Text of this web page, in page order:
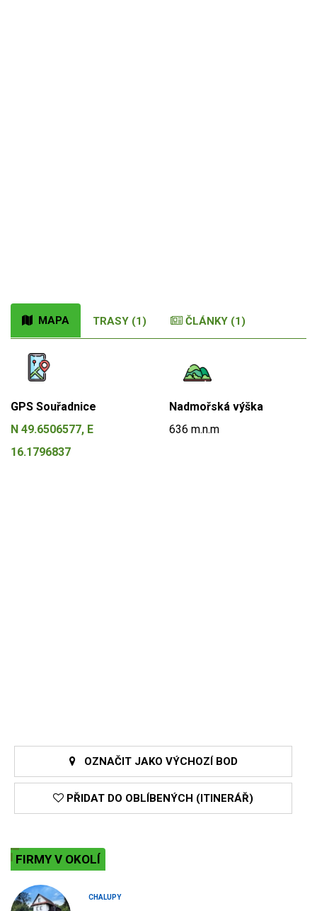
MAPA TRASY (1) ČLÁNKY (1)
GPS Souřadnice
N 49.6506577, E
16.1796837
Nadmořská výška
636 m.n.m
OZNAČIT JAKO VÝCHOZÍ BOD
PŘIDAT DO OBLÍBENÝCH (ITINERÁŘ)
FIRMY V OKOLÍ
CHALUPY